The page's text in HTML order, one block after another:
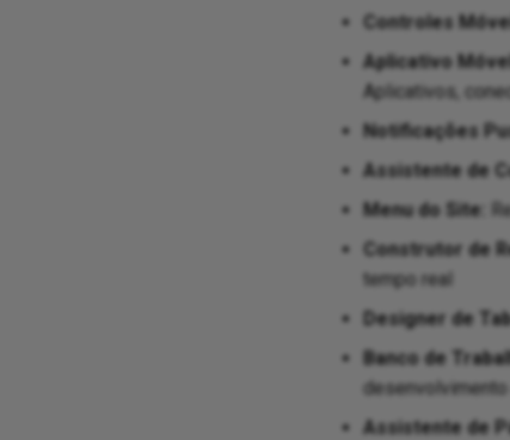
Controles
Aplicativo
Aplicativos,
Notificações
Assistente de
Menu do Site:
Construtor de
tempo real
Designer de
Banco de
Assistente de